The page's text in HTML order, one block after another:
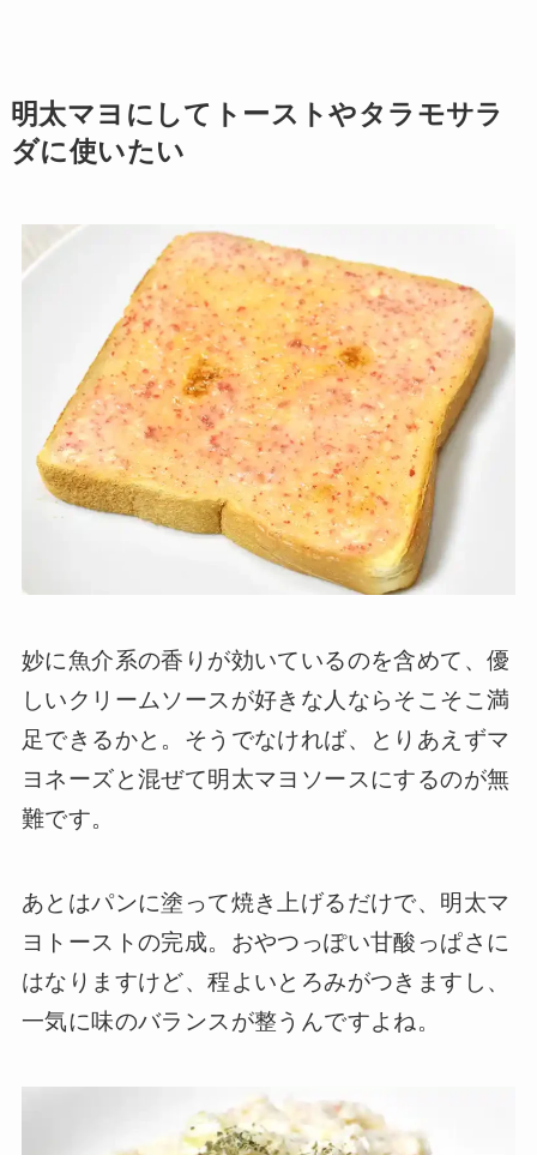
明太マヨにしてトーストやタラモサラ
ダに使いたい
妙に魚介系の香りが効いているのを含めて、優
しいクリームソースが好きな人ならそこそこ満
足できるかと。そうでなければ、とりあえずマ
ヨネーズと混ぜて明太マヨソースにするのが無
難です。
あとはパンに塗って焼き上げるだけで、明太マ
ヨトーストの完成。おやつっぽい甘酸っぱさに
はなりますけど、程よいとろみがつきますし、
一気に味のバランスが整うんですよね。